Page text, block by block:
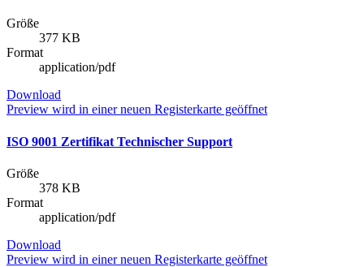
Größe
377 KB
Format
application/pdf
Download
Preview wird in einer neuen Registerkarte geöffnet
ISO 9001 Zertifikat Technischer Support
Größe
378 KB
Format
application/pdf
Download
Preview wird in einer neuen Registerkarte geöffnet